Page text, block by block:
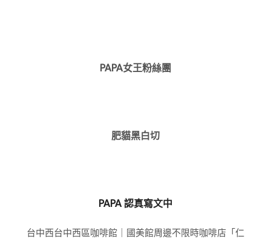
PAPA女王粉絲團
肥貓黑白切
PAPA 認真寫文中
台中西台中西區咖啡館｜國美館周邊不限時咖啡店「仁